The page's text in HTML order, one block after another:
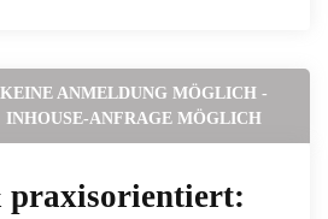
KEINE ANMELDUNG MÖGLICH -
INHOUSE-ANFRAGE MÖGLICH